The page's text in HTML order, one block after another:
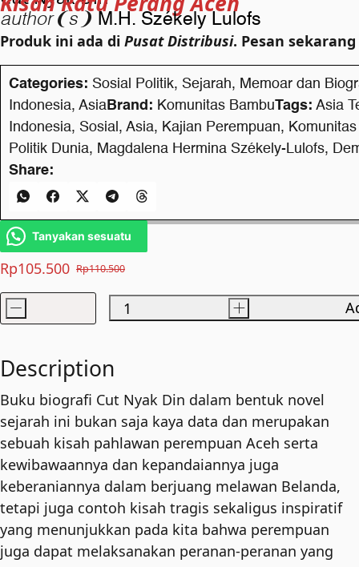
author❨s❩ M.H. Székely Lulofs
Rp110.500
Original
price
was:
Rp105.500
Current
price
is:
Produk ini ada di Pusat Distribusi. Pesan
Cut
Din
quantity
- +
Categories: Sosial Politik, Sejarah, Memoar dan
Indonesia, Asia Brand: Komunitas BambuTags: Asia
Indonesia, Sosial , Asia, Kajian Perempuan,
Politik Dunia, Magdalena Hermina Székely-Lulofs,
Share:
Tanyakan sesuatu
Description
Buku biografi Cut Nyak Din dalam bentuk novel
sejarah ini bukan saja kaya data dan merupakan
sebuah kisah pahlawan perempuan Aceh serta
kewibawaannya dan kepandaiannya juga
keberaniannya dalam berjuang melawan Belanda,
tetapi juga contoh kisah tragis sekaligus inspiratif
yang menunjukkan pada kita bahwa perempuan
juga dapat melaksanakan peranan-peranan yang